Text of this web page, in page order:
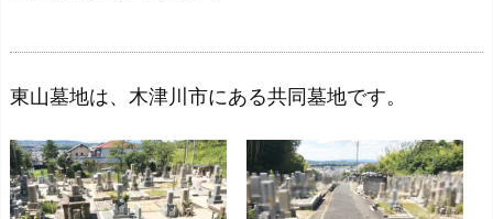
東山墓地は、木津川市にある共同墓地です。